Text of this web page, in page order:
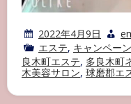
2022年4月9日
エステ, キャンペーン
良木町エステ, 多良木町
木美容サロン, 球磨郡エ